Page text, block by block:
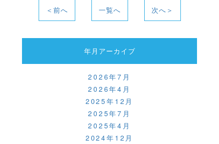
o
k
＜前へ 一覧へ 次へ＞
年月アーカイブ
2026年7月
2026年4月
2025年12月
2025年7月
2025年4月
2024年12月